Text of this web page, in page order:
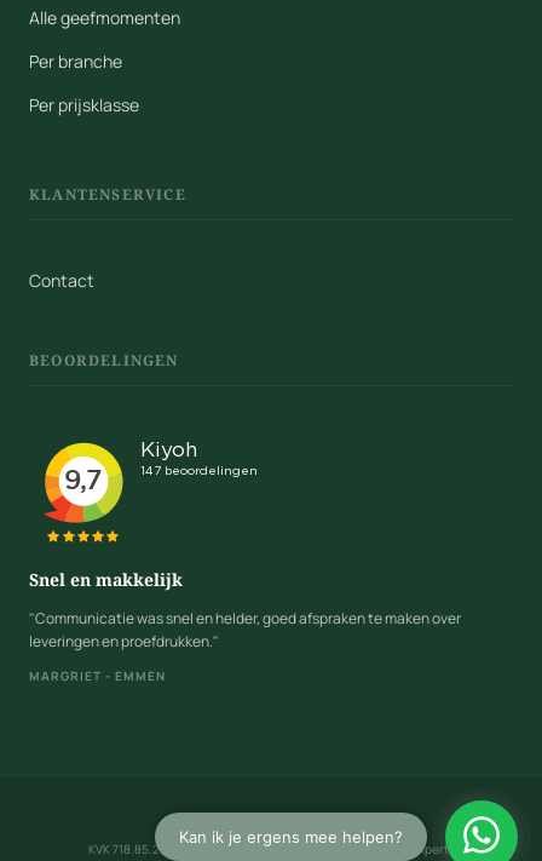
Alle geefmomenten
Per branche
Per prijsklasse
KLANTENSERVICE
Contact
BEOORDELINGEN
Snel en makkelijk
"Communicatie was snel en helder, goed afspraken te maken over
leveringen en proefdrukken."
MARGRIET - EMMEN
Algemene voorwaarden
KVK 718.85.234 · BTW NL 8588.88.208.B01 · © 2026 CadeauXperts